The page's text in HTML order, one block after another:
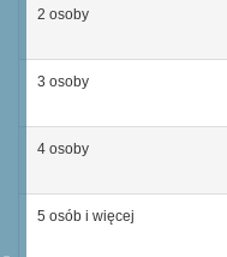
2 osoby
3 osoby
4 osoby
5 osób i więcej